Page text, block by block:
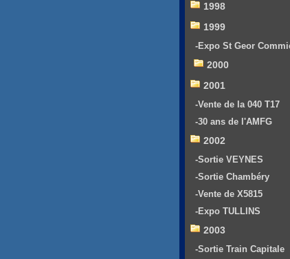
1998
1999
-Expo St Geor
2000
2001
-Vente de la 040 T17
-30 ans de l'AMFG
2002
-Sortie VEYNES
-Sortie Chambéry
-Vente de X5815
-Expo TULLINS
2003
-Sortie Train Capitale